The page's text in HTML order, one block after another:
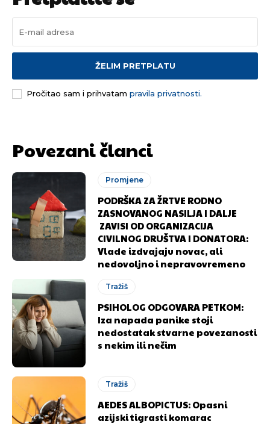
Pusti priču da živi!
Objavi.ba
[wpuf_form id=”7463”]
Pusti priču da živi!
Objavi.ba
[wpuf_form id=”7463”]
ŽELIM PRETPLATU
Pročitao sam i prihvatam pravila privatnosti.
Povezani članci
Promjene
PODRŠKA ZA ŽRTVE RODNO
ZASNOVANOG NASILJA I DALJE
ZAVISI OD ORGANIZACIJA
CIVILNOG DRUŠTVA I DONATORA:
Vlade izdvajaju novac, ali
nedovoljno i nepravovremeno
Tražiš
PSIHOLOG ODGOVARA PETKOM:
Iza napada panike stoji
nedostatak stvarne povezanosti
s nekim ili nečim
Tražiš
AEDES ALBOPICTUS: Opasni
azijski tigrasti komarac